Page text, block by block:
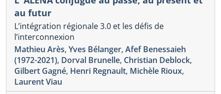
au futur
L’intégration régionale 3.0 et les défis de
l’interconnexion
Mathieu Arès, Yves Bélanger, Afef Benessaieh
(1972-2021), Dorval Brunelle, Christian Deblock,
Gilbert Gagné, Henri Regnault, Michèle Rioux,
Laurent Viau